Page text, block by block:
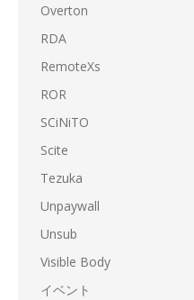
Overton
RDA
RemoteXs
ROR
SCiNiTO
Scite
Tezuka
Unpaywall
Unsub
Visible Body
イベント